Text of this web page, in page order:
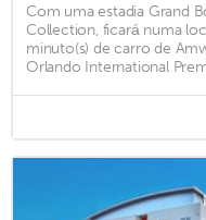
Com uma estadia Grand
Collection, ficará numa
minuto(s) de carro de
Orlando International